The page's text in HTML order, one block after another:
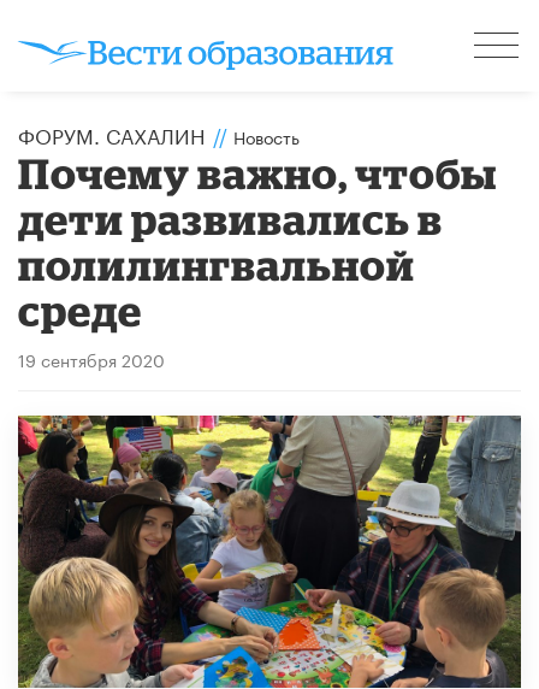
ФОРУМ. САХАЛИН // Новость
Почему важно, чтобы
дети развивались в
полилингвальной
среде
19 сентября 2020